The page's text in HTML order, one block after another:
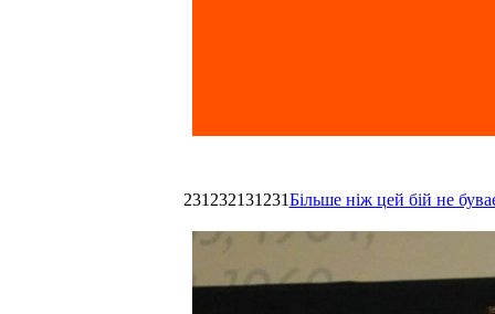
231232131231Більше ніж цей бій не